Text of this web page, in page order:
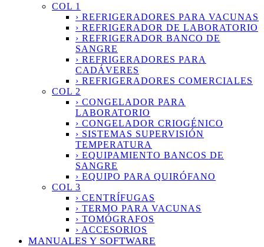
COL 1
› REFRIGERADORES PARA VACUNAS
› REFRIGERADOR DE LABORATORIO
› REFRIGERADOR BANCO DE
SANGRE
› REFRIGERADORES PARA
CADÁVERES
› REFRIGERADORES COMERCIALES
COL 2
› CONGELADOR PARA
LABORATORIO
› CONGELADOR CRIOGÉNICO
› SISTEMAS SUPERVISIÓN
TEMPERATURA
› EQUIPAMIENTO BANCOS DE
SANGRE
› EQUIPO PARA QUIRÓFANO
COL 3
› CENTRÍFUGAS
› TERMO PARA VACUNAS
› TOMÓGRAFOS
› ACCESORIOS
MANUALES Y SOFTWARE